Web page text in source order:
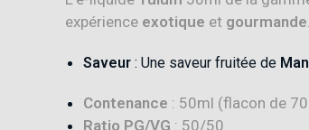
expérience exotique et gourmande
Saveur : Une saveur fruitée de
Contenance : 50ml (flacon de
Ratio PG/VG : 50/50.